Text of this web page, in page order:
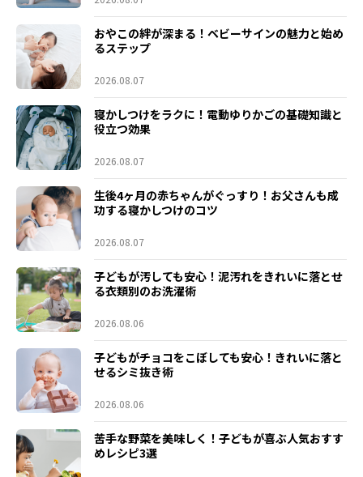
おやこの絆が深まる！ベビーサインの魅力と始め
るステップ
2026.08.07
寝かしつけをラクに！電動ゆりかごの基礎知識と
役立つ効果
2026.08.07
生後4ヶ月の赤ちゃんがぐっすり！お父さんも成
功する寝かしつけのコツ
2026.08.07
子どもが汚しても安心！泥汚れをきれいに落とせ
る衣類別のお洗濯術
2026.08.06
子どもがチョコをこぼしても安心！きれいに落と
せるシミ抜き術
2026.08.06
苦手な野菜を美味しく！子どもが喜ぶ人気おすす
めレシピ3選